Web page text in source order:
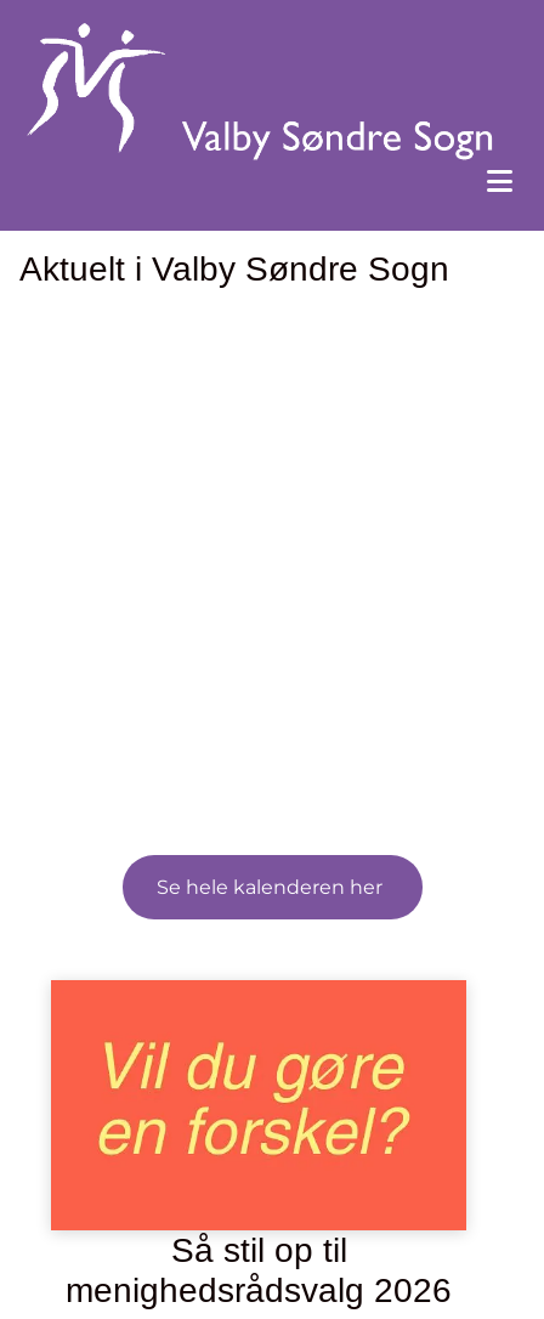
Aktuelt i Valby Søndre Sogn
Se hele kalenderen her
Så stil op til
menighedsrådsvalg 2026